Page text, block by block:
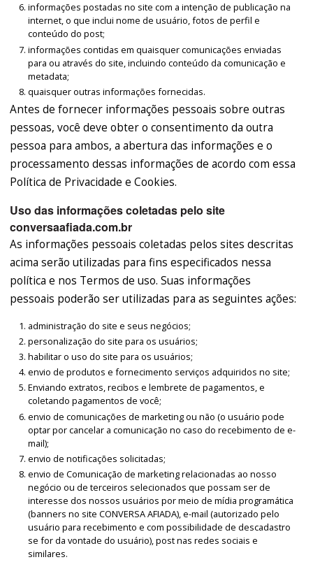
informações postadas no site com a intenção de publicação na
internet, o que inclui nome de usuário, fotos de perfil e
conteúdo do post;
informações contidas em quaisquer comunicações enviadas
para ou através do site, incluindo conteúdo da comunicação e
metadata;
quaisquer outras informações fornecidas.
Antes de fornecer informações pessoais sobre outras
pessoas, você deve obter o consentimento da outra
pessoa para ambos, a abertura das informações e o
processamento dessas informações de acordo com essa
Política de Privacidade e Cookies.
Uso das informações coletadas pelo site
conversaafiada.com.br
As informações pessoais coletadas pelos sites descritas
acima serão utilizadas para fins especificados nessa
política e nos Termos de uso. Suas informações
pessoais poderão ser utilizadas para as seguintes ações:
administração do site e seus negócios;
personalização do site para os usuários;
habilitar o uso do site para os usuários;
envio de produtos e fornecimento serviços adquiridos no site;
Enviando extratos, recibos e lembrete de pagamentos, e
coletando pagamentos de você;
envio de comunicações de marketing ou não (o usuário pode
optar por cancelar a comunicação no caso do recebimento de e-
mail);
envio de notificações solicitadas;
envio de Comunicação de marketing relacionadas ao nosso
negócio ou de terceiros selecionados que possam ser de
interesse dos nossos usuários por meio de mídia programática
(banners no site CONVERSA AFIADA), e-mail (autorizado pelo
usuário para recebimento e com possibilidade de descadastro
se for da vontade do usuário), post nas redes sociais e
similares.